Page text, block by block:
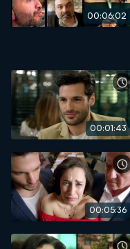
00:06:02
00:01:43
00:05:36